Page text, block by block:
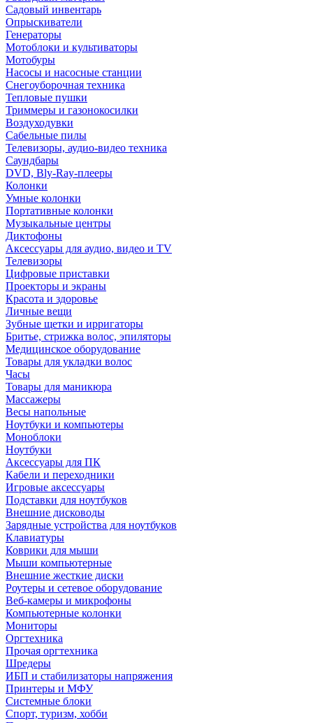
Садовый инвентарь
Опрыскиватели
Генераторы
Мотоблоки и культиваторы
Мотобуры
Насосы и насосные станции
Снегоуборочная техника
Тепловые пушки
Триммеры и газонокосилки
Воздуходувки
Сабельные пилы
Телевизоры, аудио-видео техника
Саундбары
DVD, Bly-Ray-плееры
Колонки
Умные колонки
Портативные колонки
Музыкальные центры
Диктофоны
Аксессуары для аудио, видео и TV
Телевизоры
Цифровые приставки
Проекторы и экраны
Красота и здоровье
Личные вещи
Зубные щетки и ирригаторы
Бритье, стрижка волос, эпиляторы
Медицинское оборудование
Товары для укладки волос
Часы
Товары для маникюра
Массажеры
Весы напольные
Ноутбуки и компьютеры
Моноблоки
Ноутбуки
Аксессуары для ПК
Кабели и переходники
Игровые аксессуары
Подставки для ноутбуков
Внешние дисководы
Зарядные устройства для ноутбуков
Клавиатуры
Коврики для мыши
Мыши компьютерные
Внешние жесткие диски
Роутеры и сетевое оборудование
Веб-камеры и микрофоны
Компьютерные колонки
Мониторы
Оргтехника
Прочая оргтехника
Шредеры
ИБП и стабилизаторы напряжения
Принтеры и МФУ
Системные блоки
Спорт, туризм, хобби